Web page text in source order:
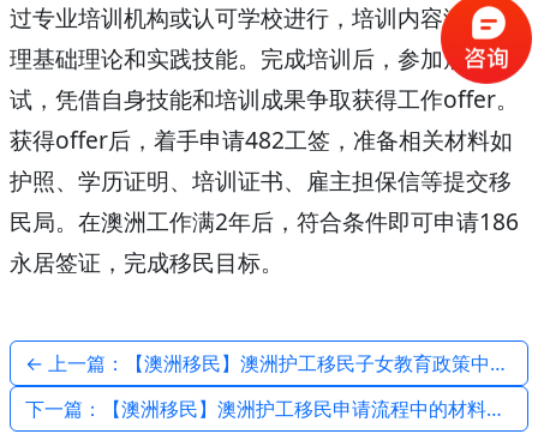
过专业培训机构或认可学校进行，培训内容涵盖护
理基础理论和实践技能。完成培训后，参加雇主面
试，凭借自身技能和培训成果争取获得工作offer。
获得offer后，着手申请482工签，准备相关材料如
护照、学历证明、培训证书、雇主担保信等提交移
民局。在澳洲工作满2年后，符合条件即可申请186
永居签证，完成移民目标。
← 上一篇：【澳洲移民】澳洲护工移民子女教育政策中的语言支持与融合措施
下一篇：【澳洲移民】澳洲护工移民申请流程中的材料准备要点 →